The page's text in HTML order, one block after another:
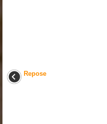
Repose